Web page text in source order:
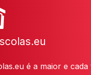
é a maior e